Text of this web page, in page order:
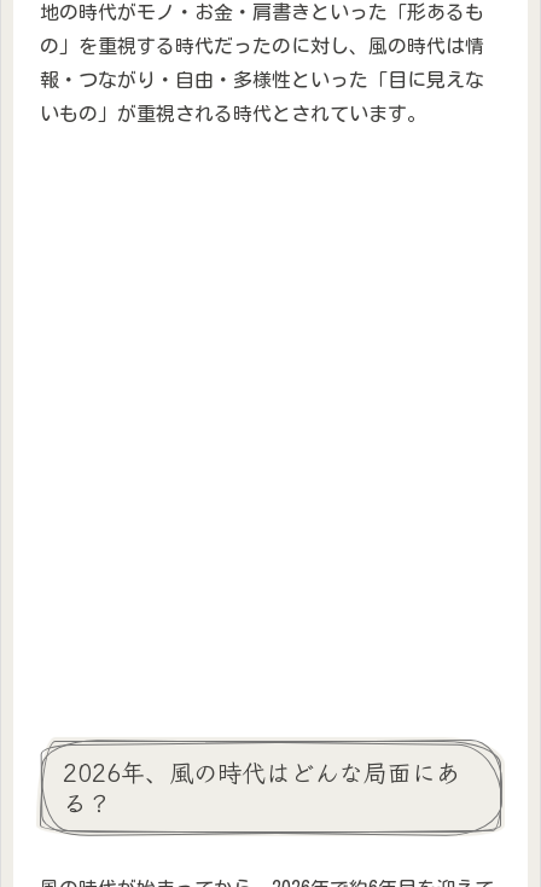
地の時代がモノ・お金・肩書きといった「形あるも
の」を重視する時代だったのに対し、風の時代は情
報・つながり・自由・多様性といった「目に見えな
いもの」が重視される時代とされています。
2026年、風の時代はどんな局面にあ
る？